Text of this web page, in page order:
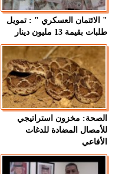
" الائتمان العسكري " : تمويل
طلبات بقيمة 13 مليون دينار
الصحة: مخزون استراتيجي
للأمصال المضادة للدغات
الأفاعي